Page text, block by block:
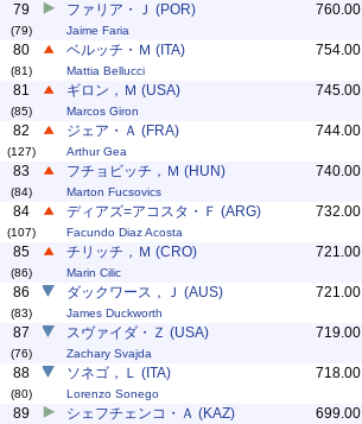
79
(79)
ファリア・Ｊ (POR)
Jaime Faria
760.00
80
(81)
ベルッチ・Ｍ (ITA)
Mattia Bellucci
754.00
81
(85)
ギロン，Ｍ (USA)
Marcos Giron
745.00
82
(127)
ジェア・Ａ (FRA)
Arthur Gea
744.00
83
(84)
フチョビッチ，Ｍ (HUN)
Marton Fucsovics
740.00
84
(107)
ディアズ=アコスタ・Ｆ (ARG)
Facundo Diaz Acosta
732.00
85
(86)
チリッチ，Ｍ (CRO)
Marin Cilic
721.00
86
(83)
ダックワース，Ｊ (AUS)
James Duckworth
721.00
87
(76)
スヴァイダ・Ｚ (USA)
Zachary Svajda
719.00
88
(80)
ソネゴ，Ｌ (ITA)
Lorenzo Sonego
718.00
89 シェフチェンコ・Ａ (KAZ) 699.00